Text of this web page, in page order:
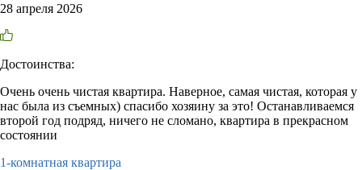
28 апреля 2026
Достоинства:
Очень очень чистая квартира. Наверное, самая чистая, которая у
нас была из съемных) спасибо хозяину за это! Останавливаемся
второй год подряд, ничего не сломано, квартира в прекрасном
состоянии
1-комнатная квартира